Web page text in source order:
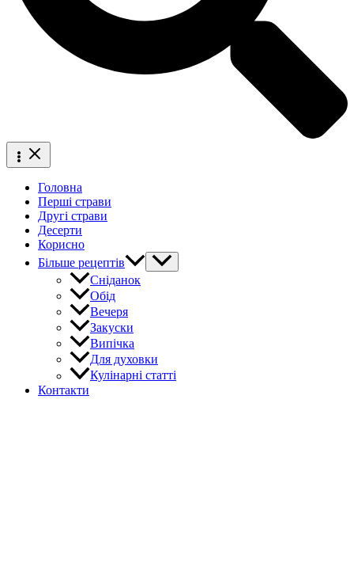
Головна
Перші страви
Другі страви
Десерти
Корисно
Більше рецептів
Сніданок
Обід
Вечеря
Закуски
Випічка
Для духовки
Кулінарні статті
Контакти